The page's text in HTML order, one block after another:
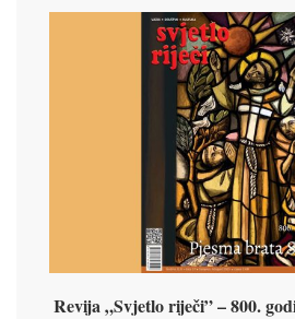
Revija „Svjetlo riječi” – 800.